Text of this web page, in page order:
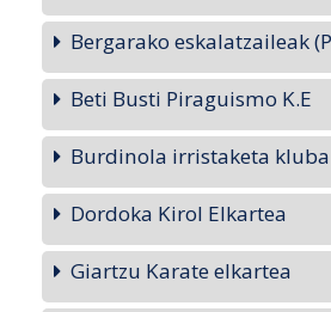
Bergarako eskalatzaileak
Beti Busti Piraguismo K.E
Burdinola irristaketa
Dordoka Kirol Elkartea
Giartzu Karate elkartea